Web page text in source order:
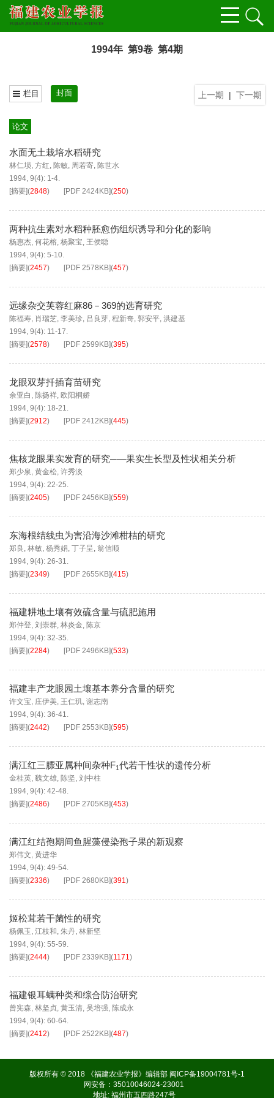
1994年 第9卷 第4期
上一期 | 下一期
栏目 封面
论文
水面无土栽培水稻研究
林仁埙, 方红, 陈敏, 周若寄, 陈世水
1994, 9(4): 1-4.
[摘要](2848) [PDF 2424KB](250)
两种抗生素对水稻种胚愈伤组织诱导和分化的影响
杨惠杰, 何花榕, 杨聚宝, 王侯聪
1994, 9(4): 5-10.
[摘要](2457) [PDF 2578KB](457)
远缘杂交芙蓉红麻86－369的选育研究
陈福寿, 肖瑞芝, 李美珍, 吕良芽, 程新奇, 郭安平, 洪建基
1994, 9(4): 11-17.
[摘要](2578) [PDF 2599KB](395)
龙眼双芽扦插育苗研究
余亚白 , 陈扬祥, 欧阳桐娇
1994, 9(4): 18-21.
[摘要](2912) [PDF 2412KB](445)
焦核龙眼果实发育的研究─—果实生长型及性状相关分析
郑少泉, 黄金松, 许秀淡
1994, 9(4): 22-25.
[摘要](2405) [PDF 2456KB](559)
东海根结线虫为害沿海沙滩柑桔的研究
郑良 , 林敏, 杨秀娟, 丁子呈, 翁信顺
1994, 9(4): 26-31.
[摘要](2349) [PDF 2655KB](415)
福建耕地土壤有效硫含量与硫肥施用
郑仲登, 刘崇群, 林炎金, 陈京
1994, 9(4): 32-35.
[摘要](2284) [PDF 2496KB](533)
福建丰产龙眼园土壤基本养分含量的研究
许文宝, 庄伊美, 王仁玑, 谢志南
1994, 9(4): 36-41.
[摘要](2442) [PDF 2553KB](595)
满江红三膘亚属种间杂种F1代若干性状的遗传分析
金桂英, 魏文雄, 陈坚, 刘中柱
1994, 9(4): 42-48.
[摘要](2486) [PDF 2705KB](453)
满江红结孢期间鱼腥藻侵染孢子果的新观察
郑伟文, 黄进华
1994, 9(4): 49-54.
[摘要](2336) [PDF 2680KB](391)
姬松茸若干菌性的研究
杨佩玉, 江枝和, 朱丹, 林新坚
1994, 9(4): 55-59.
[摘要](2444) [PDF 2339KB](1171)
福建银耳螨种类和综合防治研究
曾宪森, 林坚贞, 黄玉清, 吴培强, 陈成永
1994, 9(4): 60-64.
[摘要](2412) [PDF 2522KB](487)
版权所有 © 2018 《福建农业学报》编辑部 闽ICP备19004781号-1
网安备：35010046024-23001
地址: 福州市五四路247号